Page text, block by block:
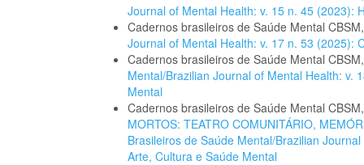
Journal of Mental Health: v. 15 n. 45 (2023):
Cadernos brasileiros de Saúde Mental CBSM,
Journal of Mental Health: v. 17 n. 53 (2025):
Cadernos brasileiros de Saúde Mental CBSM,
Mental/Brazilian Journal of Mental Health: v.
Mental
Cadernos brasileiros de Saúde Mental CBSM,
MORTOS: TEATRO COMUNITÁRIO,
Brasileiros de Saúde Mental/Brazilian
Arte, Cultura e Saúde Mental